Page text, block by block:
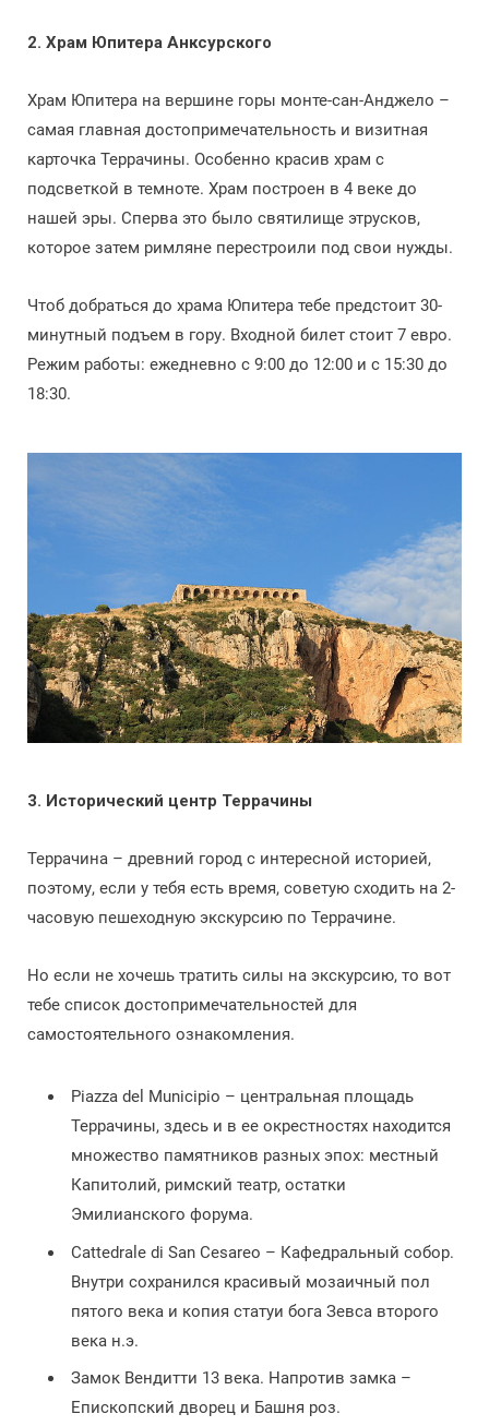
2. Храм Юпитера Анксурского
Храм Юпитера на вершине горы монте-сан-Анджело –
самая главная достопримечательность и визитная
карточка Террачины. Особенно красив храм с
подсветкой в темноте. Храм построен в 4 веке до
нашей эры. Сперва это было святилище этрусков,
которое затем римляне перестроили под свои нужды.
Чтоб добраться до храма Юпитера тебе предстоит 30-
минутный подъем в гору. Входной билет стоит 7 евро.
Режим работы: ежедневно с 9:00 до 12:00 и с 15:30 до
18:30.
3. Исторический центр Террачины
Террачина – древний город с интересной историей,
поэтому, если у тебя есть время, советую сходить на 2-
часовую пешеходную экскурсию по Террачине.
Но если не хочешь тратить силы на экскурсию, то вот
тебе список достопримечательностей для
самостоятельного ознакомления.
Piazza del Municipio – центральная площадь
Террачины, здесь и в ее окрестностях находится
множество памятников разных эпох: местный
Капитолий, римский театр, остатки
Эмилианского форума.
Cattedrale di San Cesareo – Кафедральный собор.
Внутри сохранился красивый мозаичный пол
пятого века и копия статуи бога Зевса второго
века н.э.
Замок Вендитти 13 века. Напротив замка –
Епископский дворец и Башня роз.